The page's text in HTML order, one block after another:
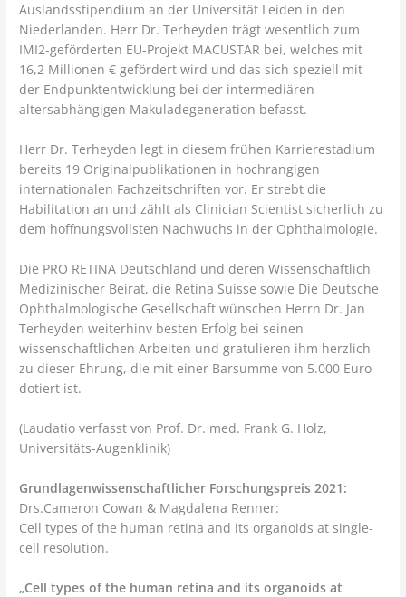
Auslandsstipendium an der Universität Leiden in den
Niederlanden. Herr Dr. Terheyden trägt wesentlich zum
IMI2-geförderten EU-Projekt MACUSTAR bei, welches mit
16,2 Millionen € gefördert wird und das sich speziell mit
der Endpunktentwicklung bei der intermediären
altersabhängigen Makuladegeneration befasst.
Herr Dr. Terheyden legt in diesem frühen Karrierestadium
bereits 19 Originalpublikationen in hochrangigen
internationalen Fachzeitschriften vor. Er strebt die
Habilitation an und zählt als Clinician Scientist sicherlich zu
dem hoffnungsvollsten Nachwuchs in der Ophthalmologie.
Die PRO RETINA Deutschland und deren Wissenschaftlich
Medizinischer Beirat, die Retina Suisse sowie Die Deutsche
Ophthalmologische Gesellschaft wünschen Herrn Dr. Jan
Terheyden weiterhinv besten Erfolg bei seinen
wissenschaftlichen Arbeiten und gratulieren ihm herzlich
zu dieser Ehrung, die mit einer Barsumme von 5.000 Euro
dotiert ist.
(Laudatio verfasst von Prof. Dr. med. Frank G. Holz,
Universitäts-Augenklinik)
Grundlagenwissenschaftlicher Forschungspreis 2021:
Drs.Cameron Cowan & Magdalena Renner:
Cell types of the human retina and its organoids at single-
cell resolution.
„Cell types of the human retina and its organoids at